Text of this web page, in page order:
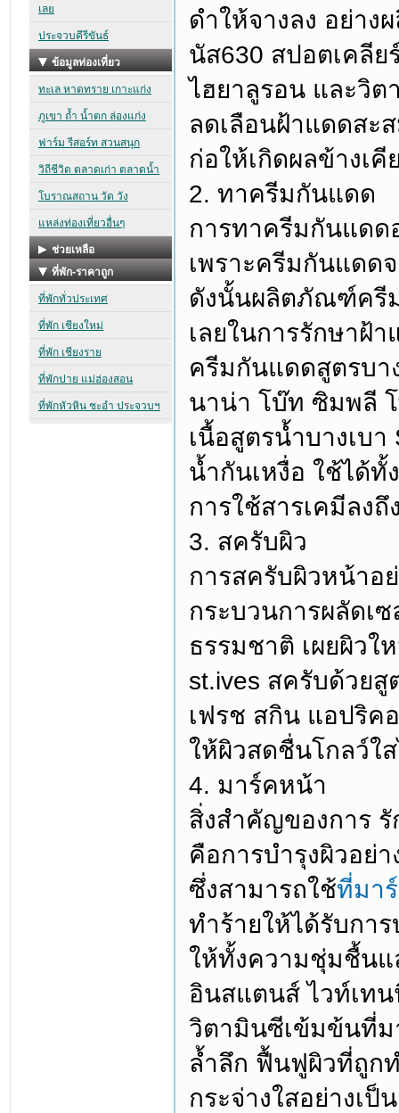
ดำให้จางลง อย่า
นัส630 สปอตเคลี
ไฮยาลูรอน และวิ
ลดเลือนฝ้าแดดสะ
ก่อให้เกิดผลข้างเคี
2. ทาครีมกันแดด
การทาครีมกันแดด
เพราะครีมกันแดด
ดังนั้นผลิตภัณฑ์ครี
เลยในการรักษาฝ้
ครีมกันแดดสูตรบา
นาน่า โบ๊ท ซิมพลี
เนื้อสูตรน้ำบางเบา
น้ำกันเหงื่อ ใช้ได้
การใช้สารเคมีลงถึ
3. สครับผิว
การสครับผิวหน้าอ
กระบวนการผลัดเ
ธรรมชาติ เผยผิว
st.ives สครับด้วย
เฟรช สกิน แอปริค
ให้ผิวสดชื่นโกลว์ใ
4. มาร์คหน้า
สิ่งสำคัญของการ
คือการบำรุงผิวอย่
ซึ่งสามารถใช้ที่มา
ทำร้ายให้ได้รับกา
ให้ทั้งความชุ่มชื้นแ
อินสแตนส์ ไวท์เท
วิตามินซีเข้มข้นที่ม
ล้ำลึก ฟื้นฟูผิวที่ถูก
กระจ่างใสอย่างเป็